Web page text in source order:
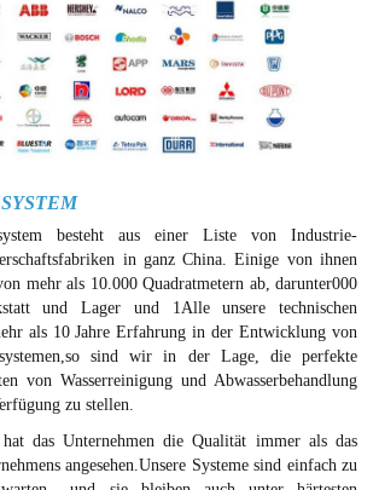
besteht aus einer Liste von Industrie-
in ganz China. Einige von ihnen
mehr als 10.000 Quadratmetern ab, darunter000
und Lager und 1Alle unsere technischen
als 10 Jahre Erfahrung in der Entwicklung von
sind wir in der Lage, die perfekte
von Wasserreinigung und Abwasserbehandlung
zu stellen.
das Unternehmen die Qualität immer als das
angesehen.Unsere Systeme sind einfach zu